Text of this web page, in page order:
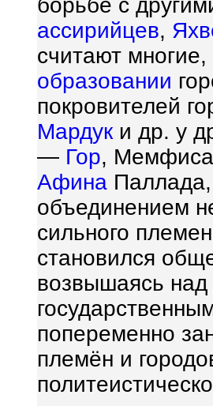
борьбе с
ассирийцев,
считают
образовании
покровителей
Мардук и др. у
— Гор,
Афина
объединением
сильного
становился
возвышаясь
попеременно
племён и